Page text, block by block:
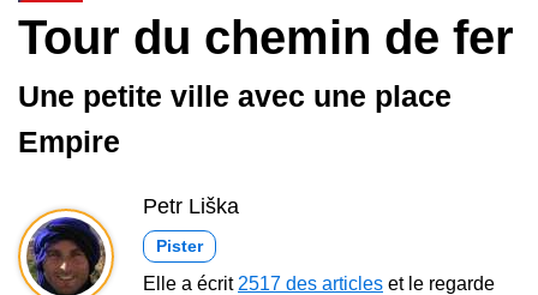
Tour du chemin de fer
Une petite ville avec une place
Empire
Petr Liška
Pister
Elle a écrit 2517 des articles et le regarde